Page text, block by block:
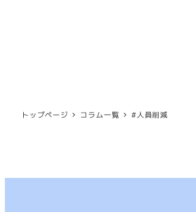
トップページ コラム一覧 #人員削減